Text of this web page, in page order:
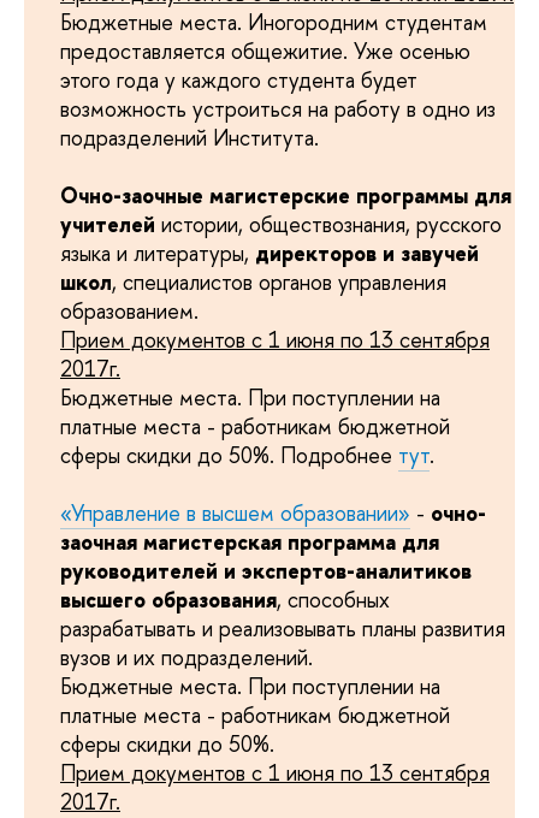
Бюджетные места. Иногородним студентам
предоставляется общежитие. Уже осенью
этого года у каждого студента будет
возможность устроиться на работу в одно из
подразделений Института.
Очно-заочные магистерские программы для
учителей истории, обществознания, русского
языка и литературы, директоров и завучей
школ, специалистов органов управления
образованием.
Прием документов с 1 июня по 13 сентября
2017г.
Бюджетные места. При поступлении на
платные места - работникам бюджетной
сферы скидки до 50%. Подробнее тут.
«Управление в высшем образовании» - очно-
заочная магистерская программа для
руководителей и экспертов-аналитиков
высшего образования, способных
разрабатывать и реализовывать планы развития
вузов и их подразделений.
Бюджетные места. При поступлении на
платные места - работникам бюджетной
сферы скидки до 50%.
Прием документов с 1 июня по 13 сентября
2017г.